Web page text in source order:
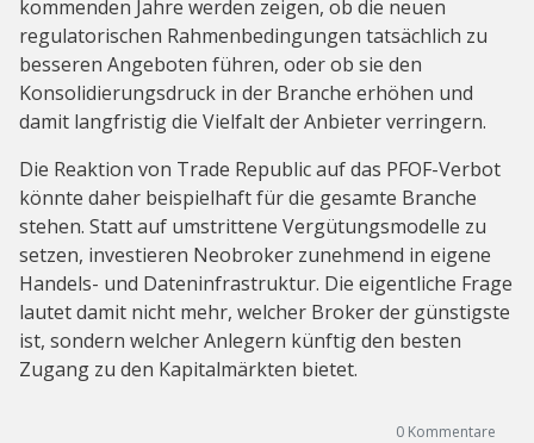
kommenden Jahre werden zeigen, ob die neuen
regulatorischen Rahmenbedingungen tatsächlich zu
besseren Angeboten führen, oder ob sie den
Konsolidierungsdruck in der Branche erhöhen und
damit langfristig die Vielfalt der Anbieter verringern.
Die Reaktion von Trade Republic auf das PFOF-Verbot
könnte daher beispielhaft für die gesamte Branche
stehen. Statt auf umstrittene Vergütungsmodelle zu
setzen, investieren Neobroker zunehmend in eigene
Handels- und Dateninfrastruktur. Die eigentliche Frage
lautet damit nicht mehr, welcher Broker der günstigste
ist, sondern welcher Anlegern künftig den besten
Zugang zu den Kapitalmärkten bietet.
0 Kommentare